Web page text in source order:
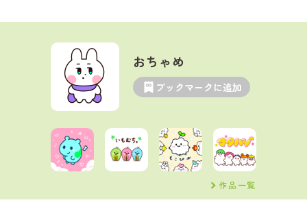
おちゃめ
ブックマークに追加
作品一覧